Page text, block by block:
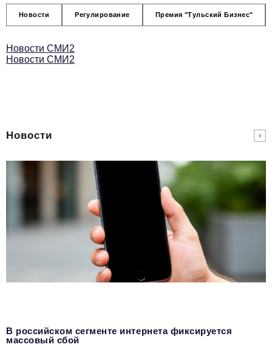
Новости Регулирование Премия "Тульский Бизнес"
Новости СМИ2
Новости СМИ2
Новости
В российском сегменте интернета фиксируется
массовый сбой